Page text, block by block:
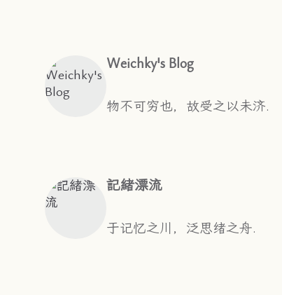
Weichky's Blog
物不可穷也，故受之以未济.
記緒漂流
于记忆之川，泛思绪之舟.